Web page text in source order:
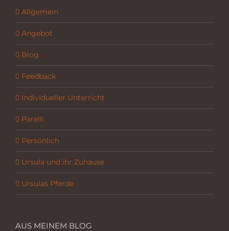
Allgemein
Angebot
Blog
Feedback
Individueller Unterricht
Parelli
Persönlich
Ursula und ihr Zuhause
Ursulas Pferde
AUS MEINEM BLOG